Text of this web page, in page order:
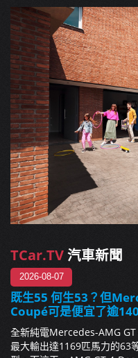
TCar.TV汽車新聞
2026-08-07
既生55 何生53？但
Coupé可是便宜了逾
全新純電Mercedes-AMG
最大輸出達1169匹馬力的63